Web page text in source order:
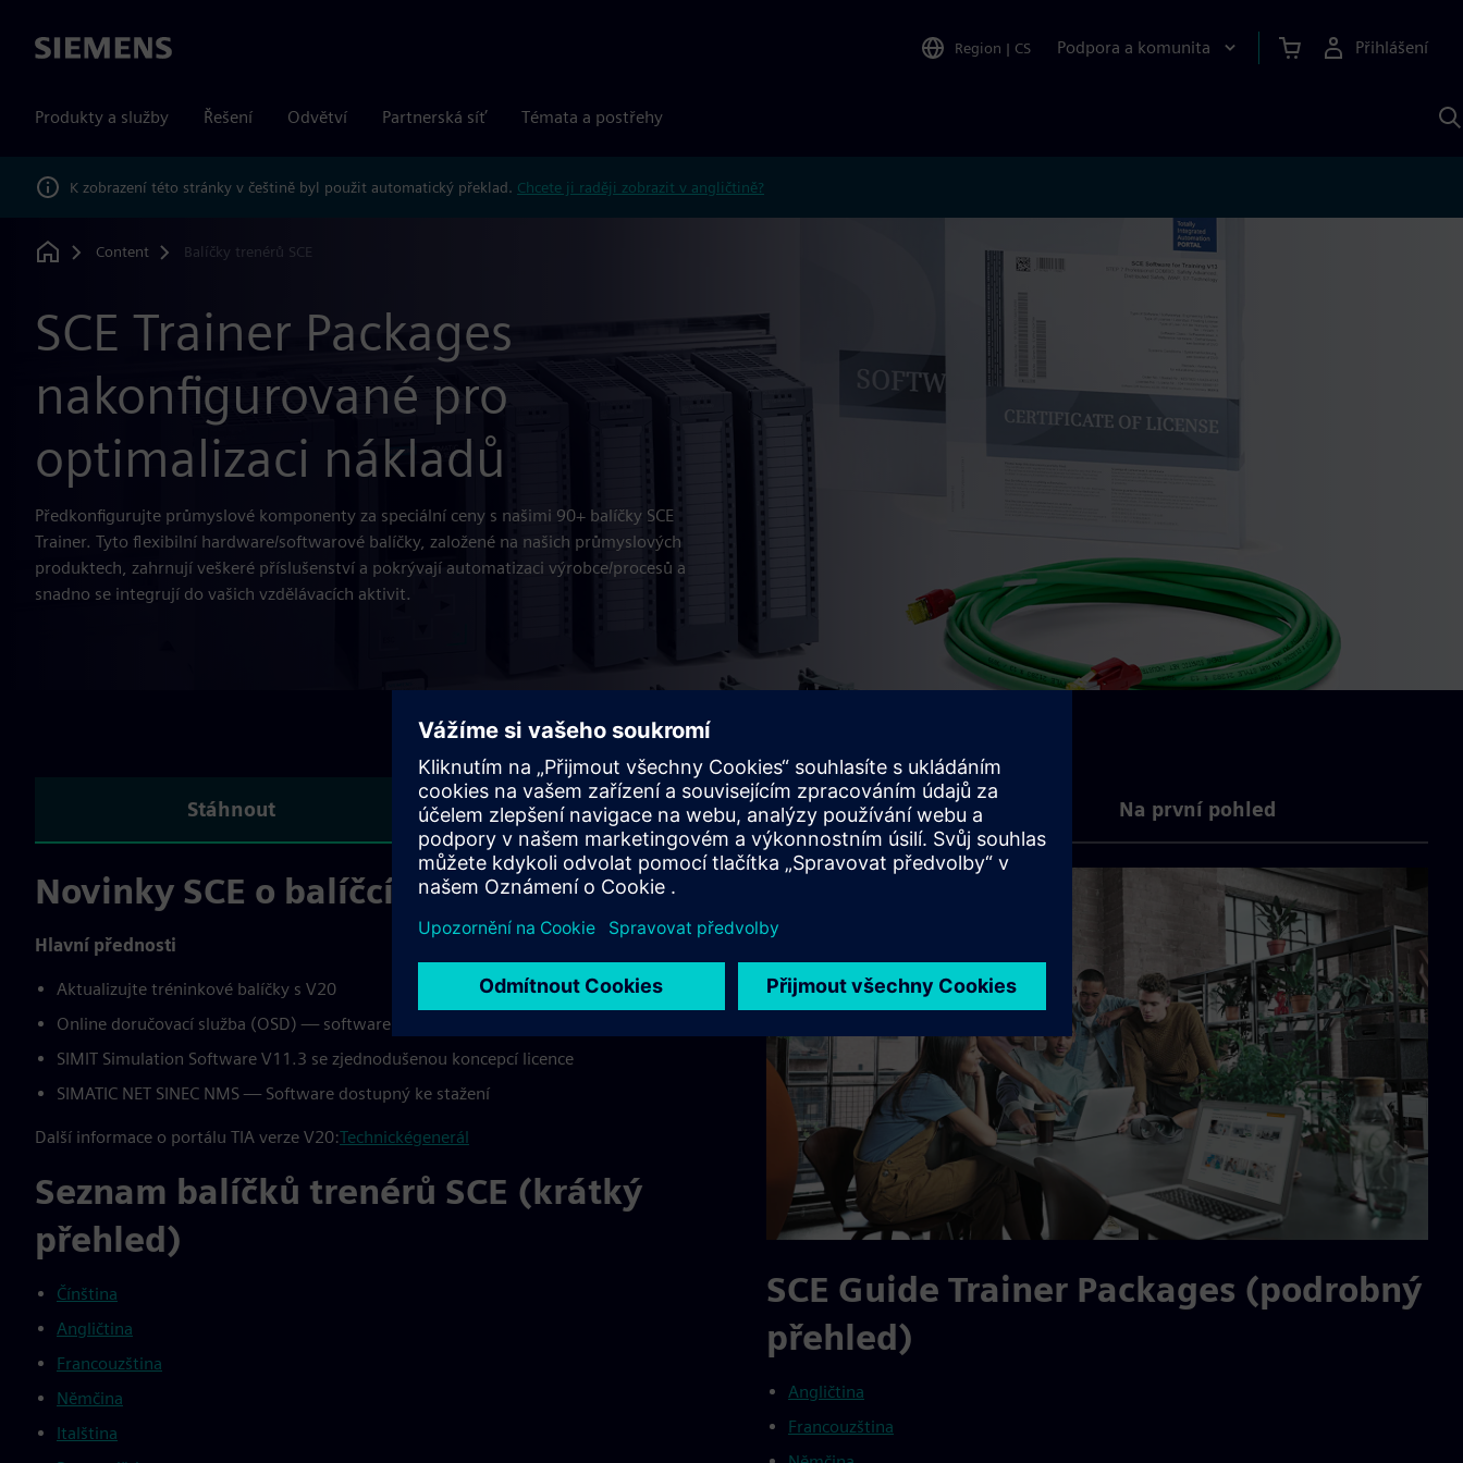
Siemens Region | CS Podpora a komunita Přihlášení
Produkty a služby Řešení Odvětví Partnerská síť Témata a postřehy
K zobrazení této stránky v češtině byl použit automatický překlad. Chcete ji raději zobrazit v angličtině?
Home
Content Balíčky trenérů SCE
SCE Trainer Packages
nakonfigurované pro
optimalizaci nákladů
Předkonfigurujte průmyslové komponenty za speciální ceny s našimi 90+ balíčky SCE
Trainer. Tyto flexibilní hardware/softwarové balíčky, založené na našich průmyslových
produktech, zahrnují veškeré příslušenství a pokrývají automatizaci výrobce/procesů a
snadno se integrují do vašich vzdělávacích aktivit.
Stáhnout Poznámky k objednávce Na první pohled
Novinky SCE o balíčcích trenérů
Hlavní přednosti
Aktualizujte tréninkové balíčky s V20
Online doručovací služba (OSD) — software dostupný ke stažení
SIMIT Simulation Software V11.3 se zjednodušenou koncepcí licence
SIMATIC NET SINEC NMS — Software dostupný ke stažení
Další informace o portálu TIA verze V20:Technickégenerál
Seznam balíčků trenérů SCE (krátký
přehled)
Čínština
Angličtina
Francouzština
Němčina
Italština
SCE Guide Trainer Packages (podrobný
přehled)
Angličtina
Francouzština